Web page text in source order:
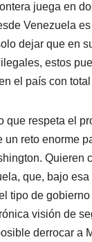
juega en
Venezuela
dejar que en
estos
el país con
que respeta el
un reto enorme
Quieren
que, bajo
tipo de
visión de
derrocar a